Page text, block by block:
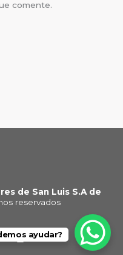
comente.
de San Luis S.A de
reservados
W
h
ayudar?